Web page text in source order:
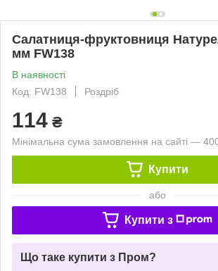
Салатниця-фруктовниця
мм FW138
В наявності
Код: FW138
Роздріб
114 ₴
Мінімальна сума замовлення на сайті —
Купити
або
Купити з
Що таке купити з Пром?